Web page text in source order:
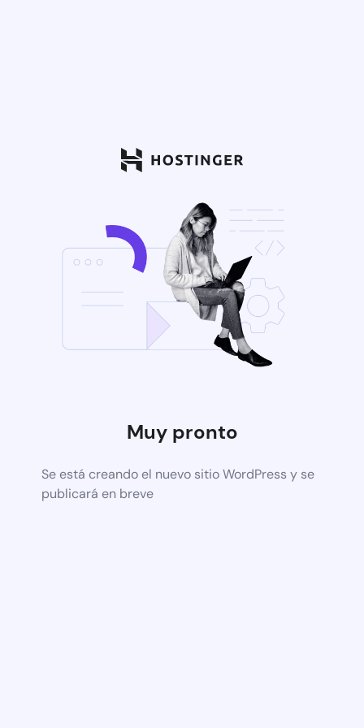
Muy pronto
Se está creando el nuevo sitio WordPress y se
publicará en breve